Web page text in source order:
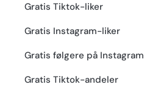
Gratis Tiktok-liker
Gratis Instagram-liker
Gratis følgere på Instagram
Gratis Tiktok-andeler